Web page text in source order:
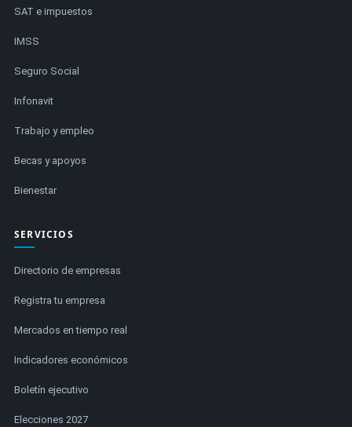
SAT e impuestos
IMSS
Seguro Social
Infonavit
Trabajo y empleo
Becas y apoyos
Bienestar
SERVICIOS
Directorio de empresas
Registra tu empresa
Mercados en tiempo real
Indicadores económicos
Boletín ejecutivo
Elecciones 2027